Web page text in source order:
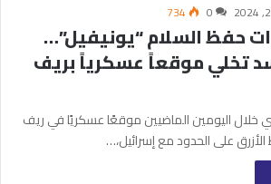
0
734
حفظ السلام “يونيفيل”…
تخلي موقعاً عسكرياً بريف
خلال اليومين الماضيين موقعًا عسكريًا في ريف
على الحدود مع إسرائيل،…